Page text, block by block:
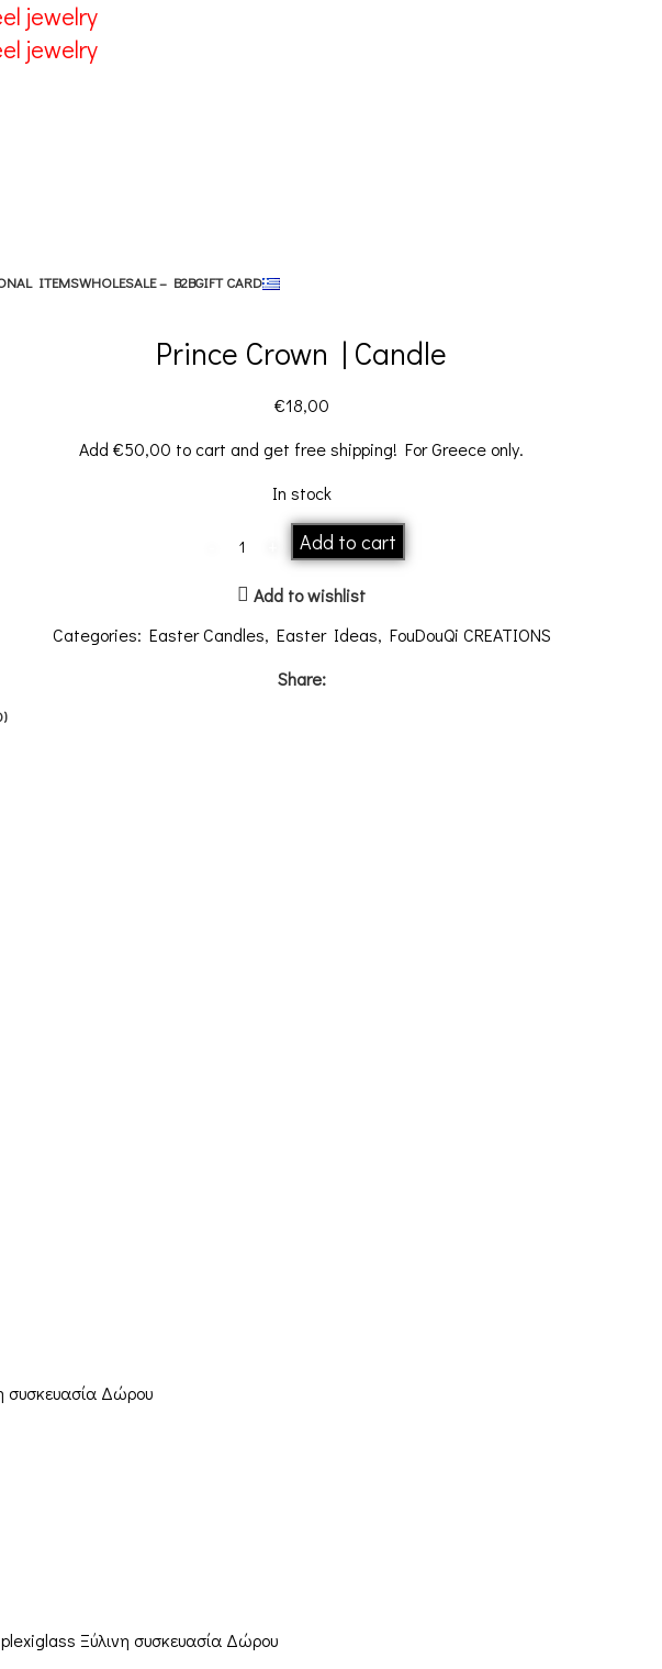
jewelry
jewelry
ITEMSWHOLESALE – B2BGIFT CARD
Prince Crown | Candle
€18,00
Add €50,00 to cart and get free shipping! For Greece only.
In stock
Add to cart
Add to wishlist
Categories: Easter Candles, Easter Ideas, FouDouQi CREATIONS
Share:
συσκευασία Δώρου
Ξύλινη συσκευασία Δώρου